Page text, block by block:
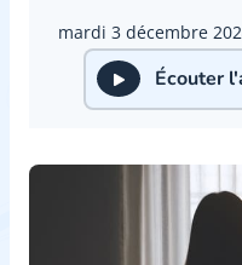
mardi 3 décembre
Écouter